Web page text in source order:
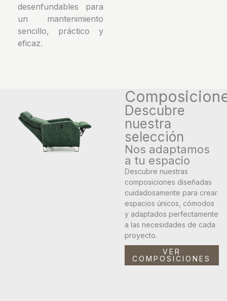
desenfundables para
un mantenimiento
sencillo, práctico y
eficaz.
Descubre
nuestra
selección
Nos adaptamos
a tu espacio
Descubre nuestras
composiciones diseñadas
cuidadosamente para crear
espacios únicos, cómodos
y adaptados perfectamente
a las necesidades de cada
proyecto.
VER
COMPOSICIONES